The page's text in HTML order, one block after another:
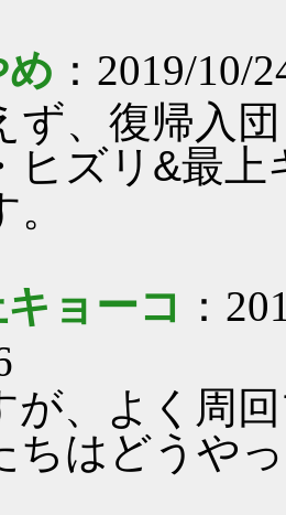
：2019/10/
ず、復帰入
ヒズリ&最
ョーコ ：
が、よく周
ちはどうや